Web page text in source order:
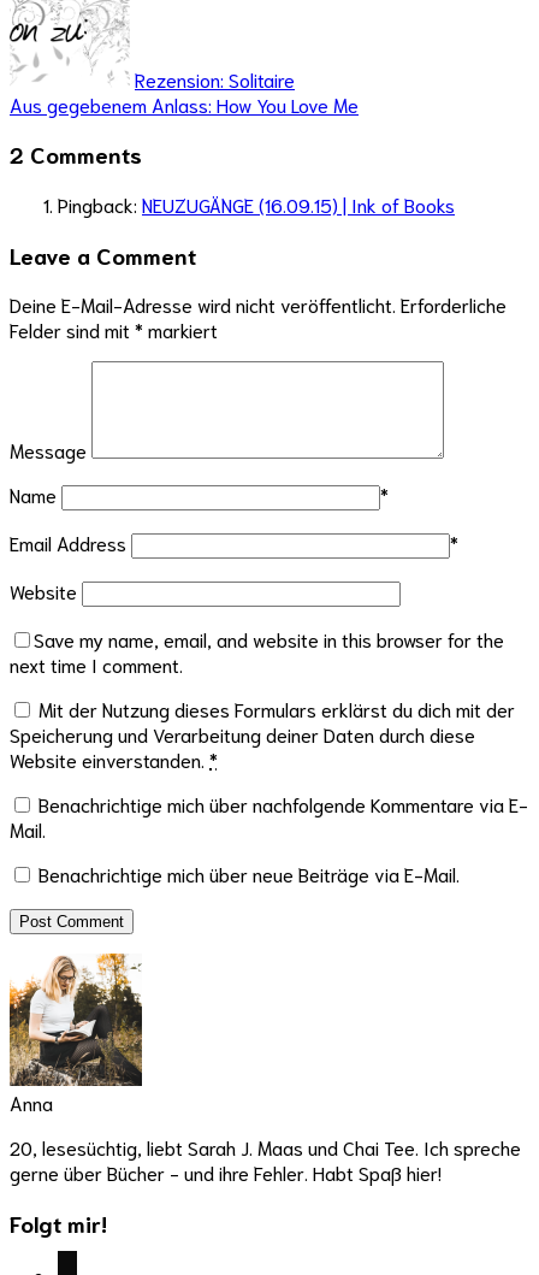
Rezension: Solitaire
Aus gegebenem Anlass: How You Love Me
2 Comments
Pingback: NEUZUGÄNGE (16.09.15) | Ink of Books
Leave a Comment
Deine E-Mail-Adresse wird nicht veröffentlicht. Erforderliche
Felder sind mit * markiert
Message
Name
*
Email Address
*
Website
Save my name, email, and website in this browser for the
next time I comment.
Mit der Nutzung dieses Formulars erklärst du dich mit der
Speicherung und Verarbeitung deiner Daten durch diese
Website einverstanden. *
Benachrichtige mich über nachfolgende Kommentare via E-
Mail.
Benachrichtige mich über neue Beiträge via E-Mail.
Anna
20, lesesüchtig, liebt Sarah J. Maas und Chai Tee. Ich spreche
gerne über Bücher - und ihre Fehler. Habt Spaß hier!
Folgt mir!